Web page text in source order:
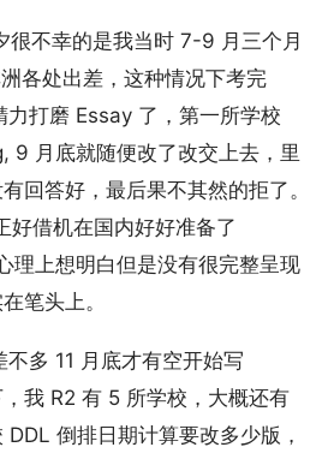
很不幸的是我当时 7-9 月三个月
各处出差，这种情况下考完
力打磨 Essay 了，第一所学校
9 月底就随便改了改交上去，里
回答好，最后果不其然的拒了。
好借机在国内好好准备了
理上想明白但是没有很完整呈现
笔头上。
不多 11 月底才有空开始写
我 R2 有 5 所学校，大概还有
倒排日期计算要改多少版，